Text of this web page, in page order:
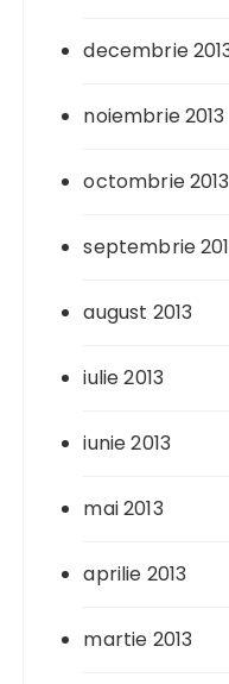
decembrie
noiembrie 2013
octombrie 2013
septembrie
august 2013
iulie 2013
iunie 2013
mai 2013
aprilie 2013
martie 2013